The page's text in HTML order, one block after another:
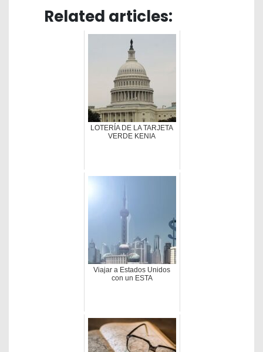
Related articles:
LOTERÍA DE LA TARJETA
VERDE KENIA
Viajar a Estados Unidos
con un ESTA